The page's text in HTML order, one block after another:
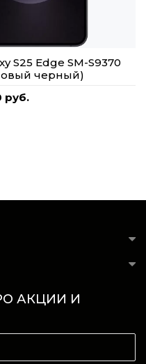
S25 Edge SM-S9370
черный)
руб.
АКЦИИ И